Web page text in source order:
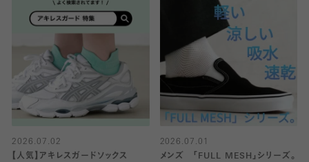
2026.07.02
【人気】アキレスガードソックス
2026.07.01
メンズ 「FULL MESH」シリーズ。